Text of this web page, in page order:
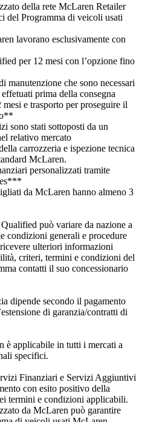
della rete McLaren Retailer
del Programma di veicoli usati
lavorano esclusivamente con
per 12 mesi con l’opzione fino
manutenzione che sono necessari
prima della consegna
mesi e trasporto per proseguire il
sono stati sottoposti da un
relativo mercato
carrozzeria e ispezione tecnica
McLaren.
personalizzati tramite
da McLaren hanno almeno 3
può variare da nazione a
condizioni generali e procedure
ulteriori informazioni
criteri, termini e condizioni del
contatti il suo concessionario
dipende secondo il pagamento
di garanzia/contratti di
è applicabile in tutti i mercati a
specifici.
Finanziari e Servizi Aggiuntivi
con esito positivo della
termini e condizioni applicabili.
da McLaren può garantire